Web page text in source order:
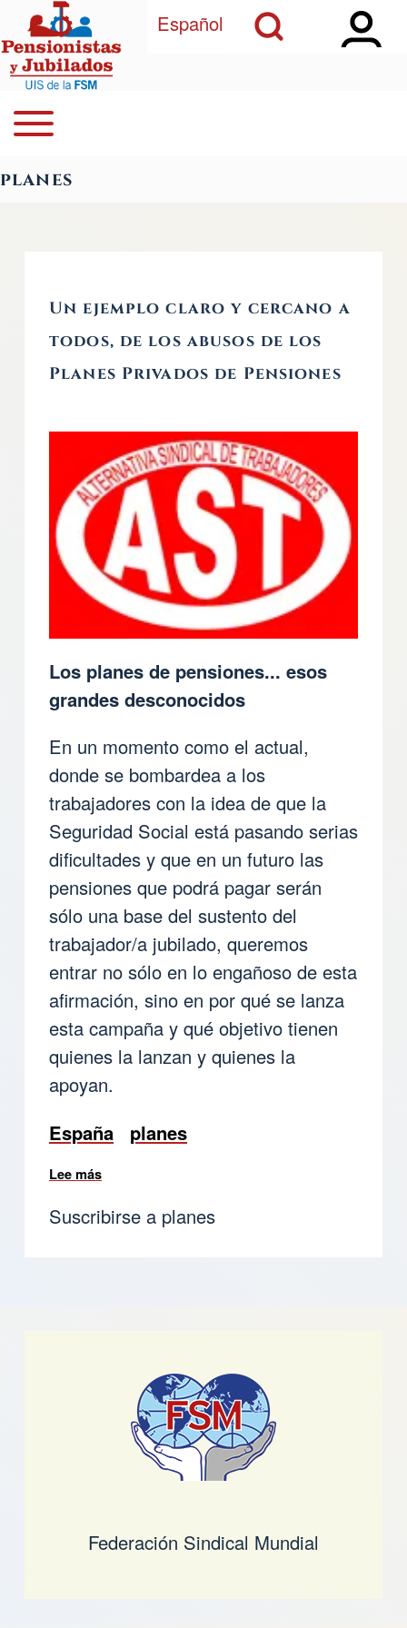
Pasar al contenido principal
Close Search Block
Open Sidebar
Open Search Block
Español
Navegación principal
Open or Close horizontal Main Menu
planes
Un ejemplo claro y cercano a
todos, de los abusos de los
Planes Privados de Pensiones
Los planes de pensiones... esos
grandes desconocidos
En un momento como el actual,
donde se bombardea a los
trabajadores con la idea de que la
Seguridad Social está pasando serias
dificultades y que en un futuro las
pensiones que podrá pagar serán
sólo una base del sustento del
trabajador/a jubilado, queremos
entrar no sólo en lo engañoso de esta
afirmación, sino en por qué se lanza
esta campaña y qué objetivo tienen
quienes la lanzan y quienes la
apoyan.
España
planes
Lee más
Suscribirse a planes
Federación Sindical Mundial